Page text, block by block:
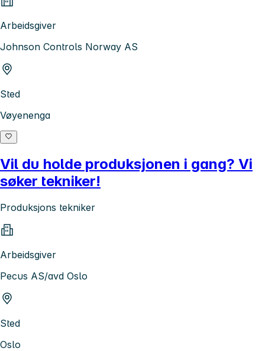
Arbeidsgiver
Johnson Controls Norway AS
Sted
Vøyenenga
Vil du holde produksjonen i gang? Vi
søker tekniker!
Produksjons tekniker
Arbeidsgiver
Pecus AS/avd Oslo
Sted
Oslo